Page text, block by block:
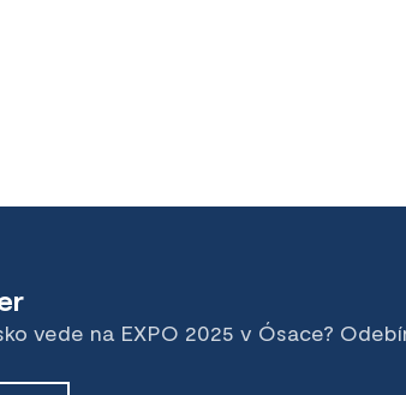
vede na EXPO 2025 v Ósace?